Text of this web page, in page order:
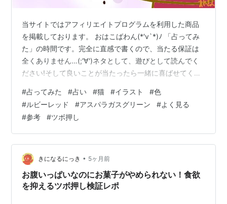
当サイトではアフィリエイトプログラムを利用した商品
を掲載しております。 おはこばわん(*′v`*)ﾉ 「占ってみ
た」の時間です。完全に直感で書くので、当たる保証は
全くありません…(;'∀')ネタとして、遊びとして読んでく
ださい!そして良いことが当たったら一緒に喜ばせてくだ
の運勢にするもよし夜 🌛読んで明日の運勢にするもよし
来週、来月の…なんてのもありでご自由にして頂ければ
と考えています。 それではやってみよう('ω')ﾉ 次の２色
のうち、どちらかを選んでください。結果は下～ ～～ 結
果 ～～ ルビーレッドを選んだ方… よく見ると参考になる
こ…
#占ってみた #占い #猫 #イラスト #色
#ルビーレッド #アスパラガスグリーン #よく見る
#参考 #ツボ押し
きになるにっき • 5ヶ月前
お腹いっぱいなのにお菓子がやめられない！食欲
を抑えるツボ押し検証レポ